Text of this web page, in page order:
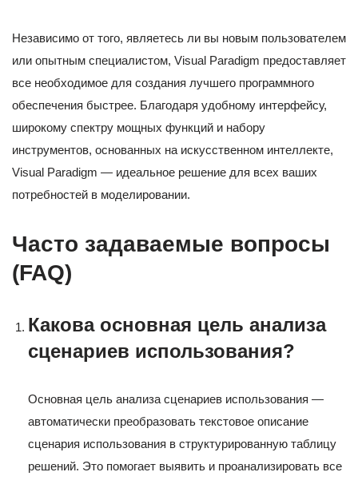
Независимо от того, являетесь ли вы новым пользователем
или опытным специалистом, Visual Paradigm предоставляет
все необходимое для создания лучшего программного
обеспечения быстрее. Благодаря удобному интерфейсу,
широкому спектру мощных функций и набору
инструментов, основанных на искусственном интеллекте,
Visual Paradigm — идеальное решение для всех ваших
потребностей в моделировании.
Часто задаваемые вопросы
(FAQ)
Какова основная цель анализа
сценариев использования?
Основная цель анализа сценариев использования —
автоматически преобразовать текстовое описание
сценария использования в структурированную таблицу
решений. Это помогает выявить и проанализировать все